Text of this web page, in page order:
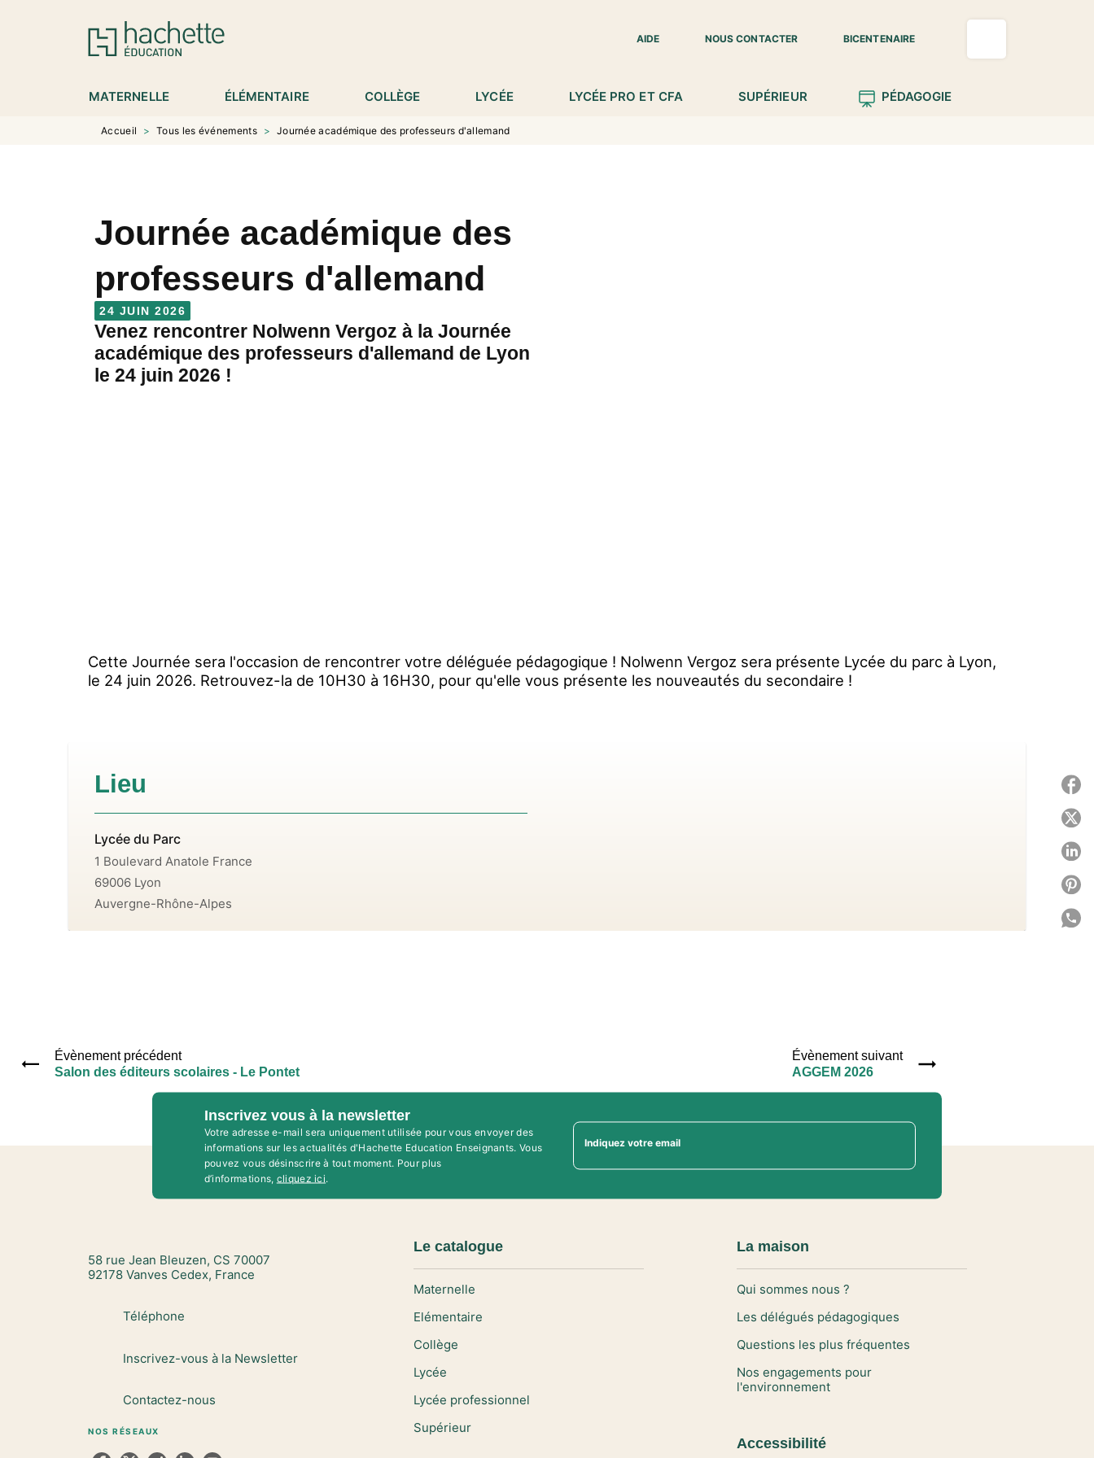
MENU RECHERCHE
AIDE
NOUS CONTACTER BICENTENAIRE
MATERNELLE ÉLÉMENTAIRE COLLÈGE LYCÉE LYCÉE PRO ET CFA SUPÉRIEUR PÉDAGOGIE
Accueil > Tous les événements > Journée académique des professeurs d'allemand
Journée académique des
professeurs d'allemand
24 JUIN 2026
Venez rencontrer Nolwenn Vergoz à la Journée
académique des professeurs d'allemand de Lyon
le 24 juin 2026 !
Cette Journée sera l'occasion de rencontrer votre déléguée pédagogique ! Nolwenn Vergoz sera présente Lycée du parc à Lyon,
le 24 juin 2026. Retrouvez-la de 10H30 à 16H30, pour qu'elle vous présente les nouveautés du secondaire !
Lieu
Lycée du Parc
1 Boulevard Anatole France
69006 Lyon
Auvergne-Rhône-Alpes
Évènement précédent
Salon des éditeurs scolaires - Le Pontet
Évènement suivant
AGGEM 2026
Inscrivez vous à la newsletter
Votre adresse e-mail sera uniquement utilisée pour vous envoyer des
informations sur les actualités d'Hachette Education Enseignants. Vous
pouvez vous désinscrire à tout moment. Pour plus
d’informations, cliquez ici.
Indiquez votre email
58 rue Jean Bleuzen, CS 70007
92178 Vanves Cedex, France
Téléphone
Inscrivez-vous à la Newsletter
Contactez-nous
NOS RÉSEAUX
Le catalogue
Maternelle
Elémentaire
Collège
Lycée
Lycée professionnel
Supérieur
La maison
Qui sommes nous ?
Les délégués pédagogiques
Questions les plus fréquentes
Nos engagements pour
l'environnement
Accessibilité